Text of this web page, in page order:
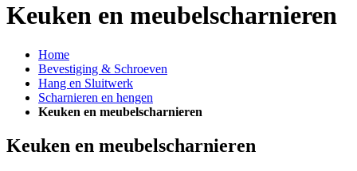
Keuken en meubelscharnieren
Home
Bevestiging & Schroeven
Hang en Sluitwerk
Scharnieren en hengen
Keuken en meubelscharnieren
Keuken en meubelscharnieren